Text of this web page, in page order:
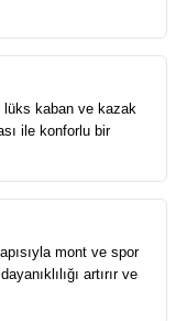
lüks kaban ve kazak
ile konforlu bir
mont ve spor
artırır ve